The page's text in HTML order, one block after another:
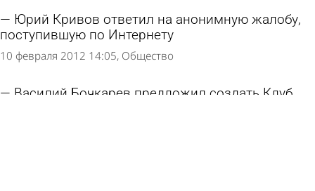
Юрий Кривов ответил на анонимную жалобу,
поступившую по Интернету
10 февраля 2012 14:05 Общество
Василий Бочкарев предложил создать Клуб